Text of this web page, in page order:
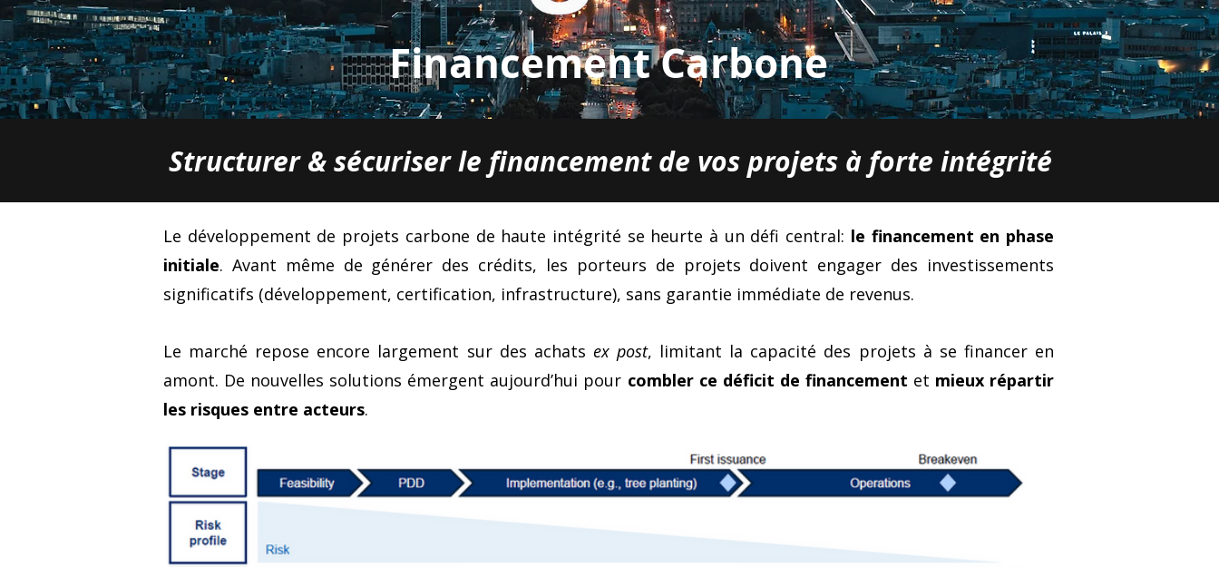
Financement Carbone
Structurer & sécuriser le financement de vos projets à forte intégrité
Le développement de projets carbone de haute intégrité se heurte à un défi central: le financement en phase
initiale. Avant même de générer des crédits, les porteurs de projets doivent engager des investissements
significatifs (développement, certification, infrastructure), sans garantie immédiate de revenus.
Le marché repose encore largement sur des achats ex post, limitant la capacité des projets à se financer en
amont. De nouvelles solutions émergent aujourd’hui pour combler ce déficit de financement et mieux répartir
les risques entre acteurs.